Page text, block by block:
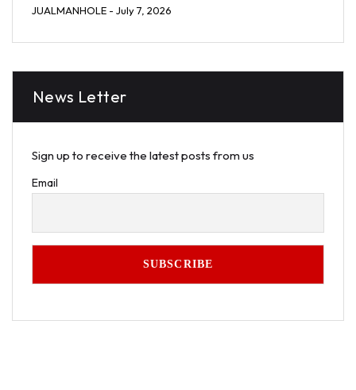
JUALMANHOLE - July 7, 2026
News Letter
Sign up to receive the latest posts from us
Email